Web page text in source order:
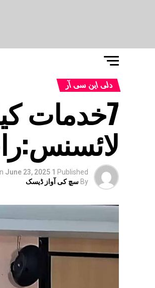
دلی این سی آر
7خدمات
Published
1 year ago
June 23, 2025
By سچ کی آواز ڈیسک